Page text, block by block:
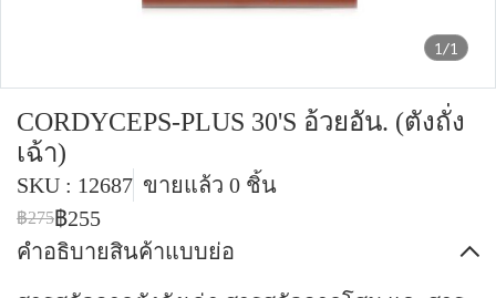
1/1
CORDYCEPS-PLUS 30'S อ้วยอัน. (ตังถั่ง
เฉ้า)
SKU : 12687 ขายแล้ว 0 ชิ้น
฿275฿255
คำอธิบายสินค้าแบบย่อ